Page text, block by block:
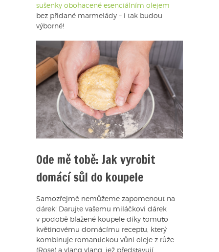
sušenky obohacené esenciálním olejem
bez přidané marmelády – i tak budou
výborné!
Ode mě tobě: Jak vyrobit
domácí sůl do koupele
Samozřejmě nemůžeme zapomenout na
dárek! Darujte vašemu miláčkovi dárek
v podobě blažené koupele díky tomuto
květinovému domácímu receptu, který
kombinuje romantickou vůni oleje z růže